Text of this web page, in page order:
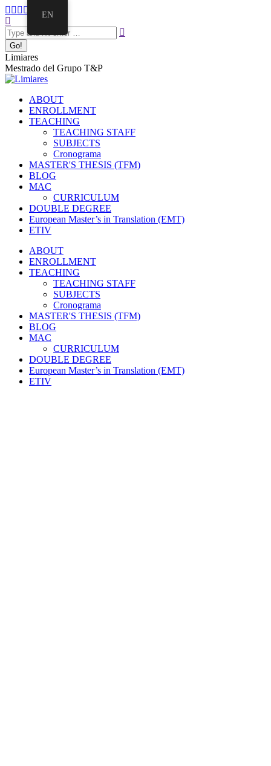
Limiares
Mestrado del Grupo T&P
ABOUT
ENROLLMENT
TEACHING
TEACHING STAFF
SUBJECTS
Cronograma
MASTER'S THESIS (TFM)
BLOG
MAC
CURRICULUM
DOUBLE DEGREE
European Master’s in Translation (EMT)
ETIV
ABOUT
ENROLLMENT
TEACHING
TEACHING STAFF
SUBJECTS
Cronograma
MASTER'S THESIS (TFM)
BLOG
MAC
CURRICULUM
DOUBLE DEGREE
European Master’s in Translation (EMT)
ETIV
EN